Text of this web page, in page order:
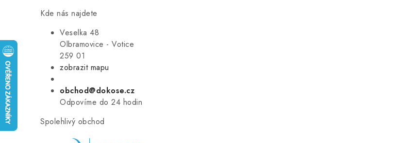
Kde nás najdete
Veselka 48
Olbramovice - Votice
259 01
zobrazit mapu
obchod@dokose.cz
Odpovíme do 24 hodin
Spolehlivý obchod